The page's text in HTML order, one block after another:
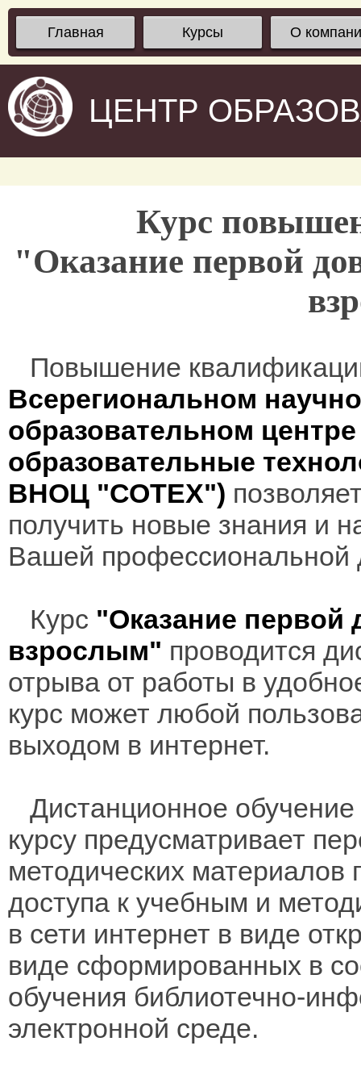
Главная Курсы О
ЦЕНТР
Курс
"Оказание первой
Повышение
Всерегиональном
образовательном
образовательные
ВНОЦ "СОТЕХ")
получить новые знания и
Вашей профессиональной
Курс "Оказание
взрослым" проводится
отрыва от работы в
курс может любой
выходом в интернет.
Дистанционное
курсу предусматривает
методических материалов
доступа к учебным и
в сети интернет в виде
виде сформированных в
обучения библиотечно-
электронной среде.